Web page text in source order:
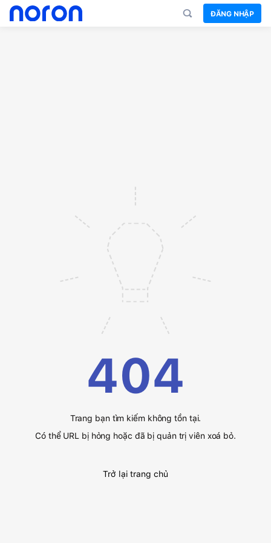
ĐĂNG NHẬP
404
Trang bạn tìm kiếm không tồn tại.
Có thể URL bị hỏng hoặc đã bị quản trị viên xoá bỏ.
Trở lại trang chủ